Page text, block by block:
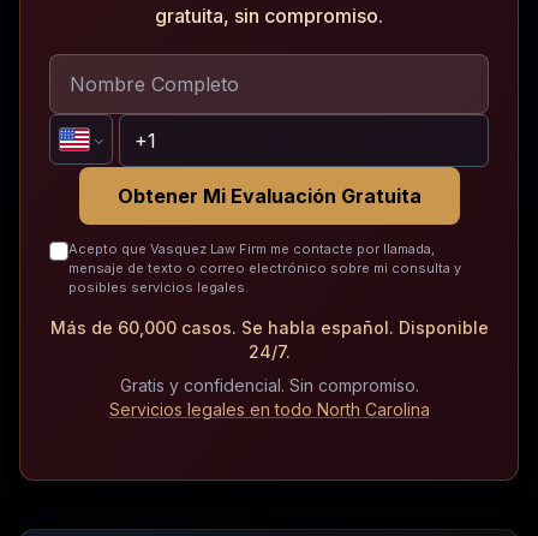
gratuita, sin compromiso.
Obtener Mi Evaluación Gratuita
Acepto que Vasquez Law Firm me contacte por llamada,
mensaje de texto o correo electrónico sobre mi consulta y
posibles servicios legales.
Más de 60,000 casos. Se habla español. Disponible
24/7.
Gratis y confidencial. Sin compromiso.
Servicios legales en todo North Carolina